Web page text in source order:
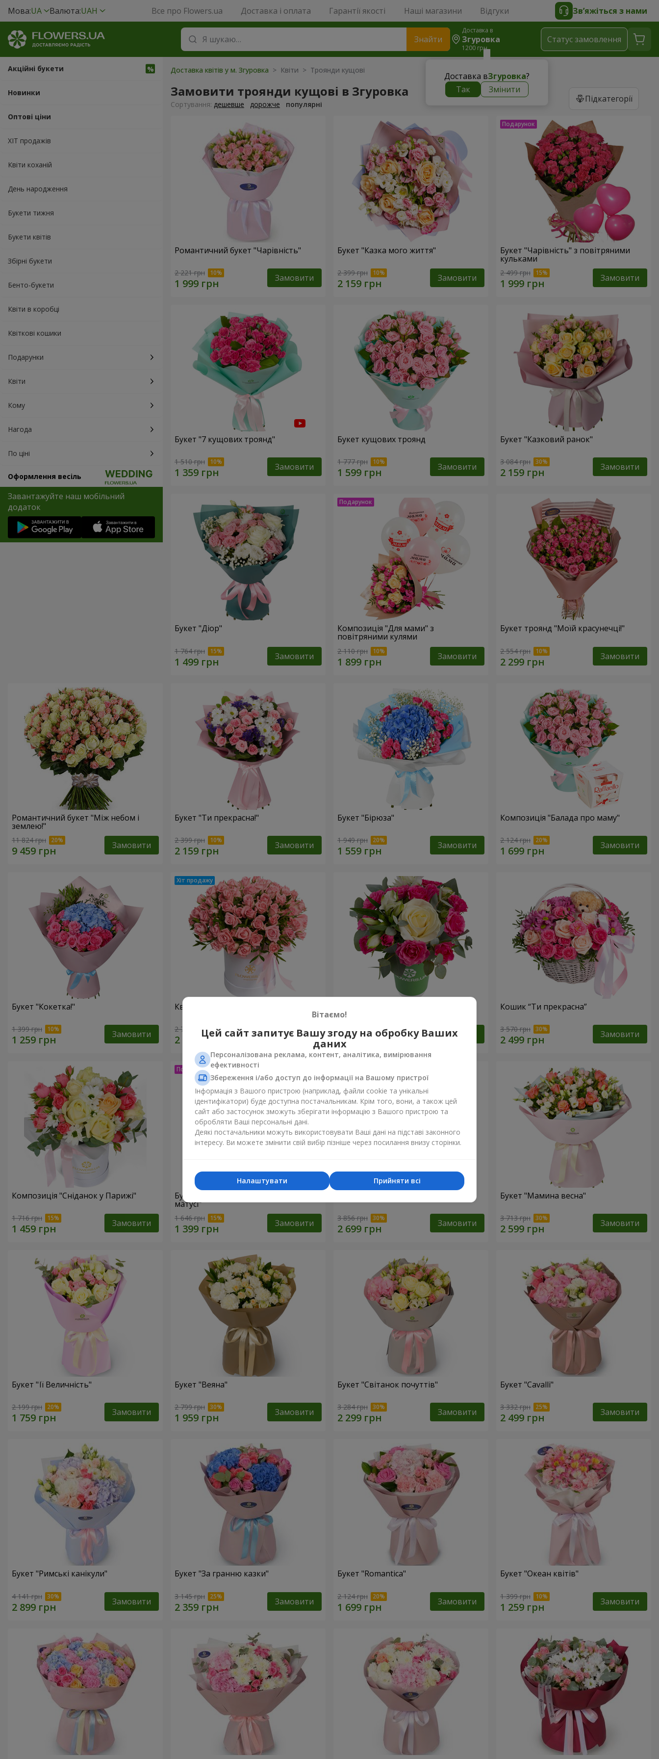
Мова:UA Валюта:UAH Все про Flowers.ua Доставка і оплата Гарантії якості Наші магазини Відгуки Зв’яжіться з нами
Знайти
Доставка в
Згуровка
1200 грн
Доставка вЗгуровка?
Так
Змінити
Статус замовлення
Акційні букети
Новинки
Оптові ціни
ХІТ продажів
Квіти коханій
День народження
Букети тижня
Букети квітів
Збірні букети
Бенто-букети
Квіти в коробці
Квіткові кошики
Подарунки
Квіти
Кому
Нагода
По ціні
Оформлення весіль
Завантажуйте наш мобільний
додаток
Доставка квітів у м. Згуровка > Квіти > Троянди кущові
Замовити троянди кущові в Згуровка Підкатегорії
Сортування: дешевше дорожче популярні
Романтичний букет "Чарівність"
2 221 грн Замовити
Букет "Казка мого життя"
2 399 грн Замовити
Букет "Чарівність" з повітряними
кульками
2 499 грн Замовити
Букет "7 кущових троянд"
1 510 грн Замовити
Букет кущових троянд
1 777 грн Замовити
Букет "Казковий ранок"
3 084 грн Замовити
Букет "Діор"
1 764 грн Замовити
Композиція "Для мами" з
повітряними кулями
2 110 грн Замовити
Букет троянд "Моїй красунечці!"
2 554 грн Замовити
Романтичний букет "Між небом і
землею!"
11 824 грн Замовити
Букет "Ти прекрасна!"
2 399 грн Замовити
Букет "Бірюза"
1 949 грн Замовити
Композиція "Балада про маму"
2 124 грн Замовити
Букет "Кокетка!"
1 399 грн Замовити
Квіти в коробці "Рожевий оазис"
2 749 грн Замовити 954 грн Замовити
Кошик “Ти прекрасна”
3 570 грн Замовити
Композиція "Сніданок у Парижі"
1 716 грн Замовити
Букет "Мари" з цукерками "Любій
матусі"
1 646 грн Замовити 3 856 грн Замовити
Букет "Мамина весна"
3 713 грн Замовити
Букет "Її Величність"
2 199 грн Замовити
Букет "Веяна"
2 799 грн Замовити
Букет "Світанок почуттів"
3 284 грн Замовити
Букет "Cаvalli"
3 332 грн Замовити
Букет "Римські канікули"
4 141 грн Замовити
Букет "За гранню казки"
3 145 грн Замовити
Букет "Romantica"
2 124 грн Замовити
Букет "Океан квітів"
1 399 грн Замовити
Вітаємо!
Цей сайт запитує Вашу згоду на обробку Ваших
даних
Персоналізована реклама, контент, аналітика, вимірювання
ефективності
Збереження і/або доступ до інформації на Вашому пристрої
Інформація з Вашого пристрою (наприклад, файли cookie та унікальні
ідентифікатори) буде доступна постачальникам. Крім того, вони, а також цей
сайт або застосунок зможуть зберігати інформацію з Вашого пристрою та
обробляти Ваші персональні дані.
Деякі постачальники можуть використовувати Ваші дані на підставі законного
інтересу. Ви можете змінити свій вибір пізніше через посилання внизу сторінки.
Прийняти всі
Налаштувати